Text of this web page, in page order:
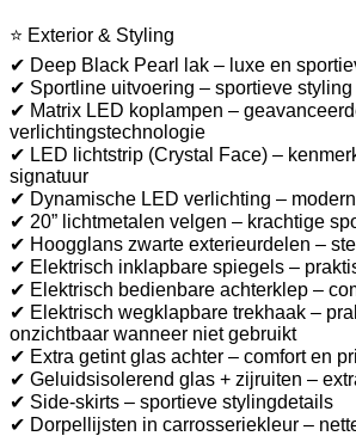
⭐ Exterior & Styling
✔ Deep Black Pearl lak – luxe en
✔ Sportline uitvoering – sportieve
✔ Matrix LED koplampen –
verlichtingstechnologie
✔ LED lichtstrip (Crystal Face) –
signatuur
✔ Dynamische LED verlichting –
✔ 20” lichtmetalen velgen – krachtige
✔ Hoogglans zwarte exterieurdelen –
✔ Elektrisch inklapbare spiegels –
✔ Elektrisch bedienbare achterklep –
✔ Elektrisch wegklapbare trekhaak –
onzichtbaar wanneer niet gebruikt
✔ Extra getint glas achter – comfort en
✔ Geluidsisolerend glas + zijruiten –
✔ Side-skirts – sportieve stylingdetails
✔ Dorpellijsten in carrosseriekleur –